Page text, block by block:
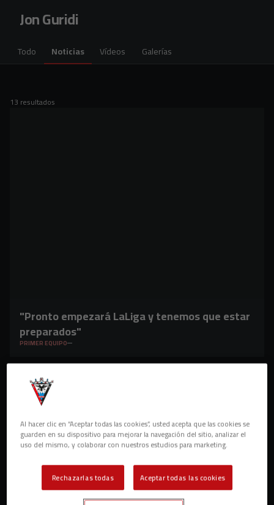
Jon Guridi
Todo Noticias Vídeos Galerías
13 resultados
"Pronto empezará LaLiga y tenemos que estar
preparados"
PRIMER EQUIPO
Al hacer clic en “Aceptar todas las cookies”, usted acepta que las cookies se
guarden en su dispositivo para mejorar la navegación del sitio, analizar el
uso del mismo, y colaborar con nuestros estudios para marketing.
Rechazarlas todas Aceptar todas las cookies